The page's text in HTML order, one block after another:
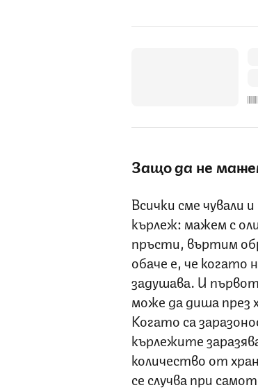
Защо да не
Всички сме чували
кърлеж: мажем с
пръсти, въртим
обаче е, че когато
задушава. И
може да диша през
Когато са
кърлежите
количество от
се случва при